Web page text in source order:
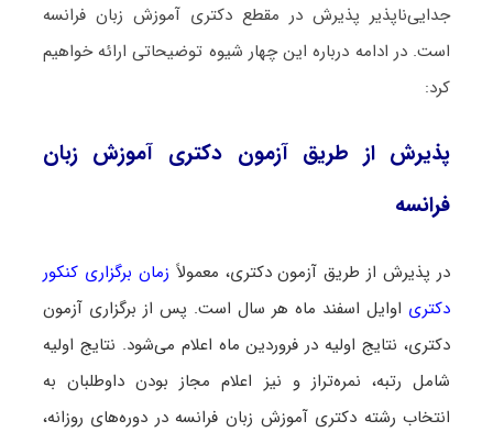
جدایی‌ناپذیر پذیرش در مقطع دکتری آموزش زبان فرانسه
است. در ادامه درباره این چهار شیوه توضیحاتی ارائه خواهیم
کرد:
پذیرش از طریق آزمون دکتری آموزش زبان
فرانسه
در پذیرش از طریق آزمون دکتری، معمولاً زمان برگزاری کنکور
دکتری اوایل اسفند ماه هر سال است. پس از برگزاری آزمون
دکتری، نتایج اولیه در فروردین ماه اعلام می‌شود. نتایج اولیه
شامل رتبه، نمره‌تراز و نیز اعلام مجاز بودن داوطلبان به
انتخاب رشته دکتری آموزش زبان فرانسه در دوره‌های روزانه،